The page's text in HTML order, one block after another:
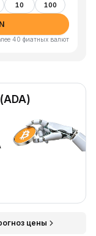
10 100
40 фиатных валют
цены